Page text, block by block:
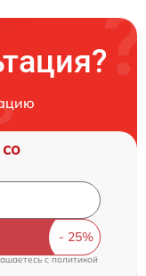
c политикой